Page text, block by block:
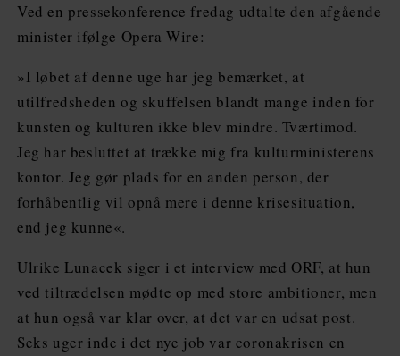
Ved en pressekonference fredag udtalte den afgående
minister ifølge Opera Wire:
»I løbet af denne uge har jeg bemærket, at
utilfredsheden og skuffelsen blandt mange inden for
kunsten og kulturen ikke blev mindre. Tværtimod.
Jeg har besluttet at trække mig fra kulturministerens
kontor. Jeg gør plads for en anden person, der
forhåbentlig vil opnå mere i denne krisesituation,
end jeg kunne«.
Ulrike Lunacek siger i et interview med ORF, at hun
ved tiltrædelsen mødte op med store ambitioner, men
at hun også var klar over, at det var en udsat post.
Seks uger inde i det nye job var coronakrisen en